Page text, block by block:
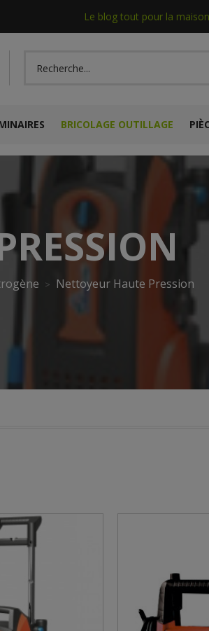
Le blog tout pour la maison
BRICOLAGE OUTILLAGE
Nettoyeur Haute Pression